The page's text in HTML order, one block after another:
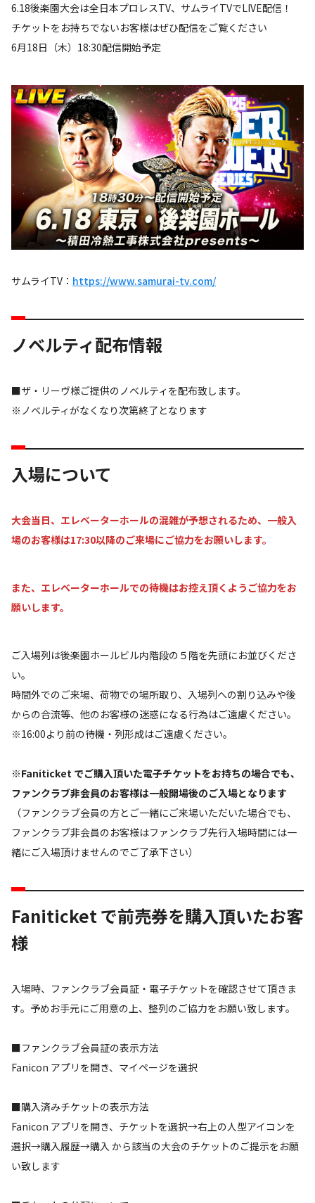
6.18後楽園大会は全日本プロレスTV、サムライTVでLIVE配信！
チケットをお持ちでないお客様はぜひ配信をご覧ください
6月18日（木）18:30配信開始予定
サムライTV： https://www.samurai-tv.com/
ノベルティ配布情報
■ザ・リーヴ様ご提供のノベルティを配布致します。
※ノベルティがなくなり次第終了となります
入場について
大会当日、エレベーターホールの混雑が予想されるため、一般入
場のお客様は17:30以降のご来場にご協力をお願いします。
また、エレベーターホールでの待機はお控え頂くようご協力をお
願いします。
ご入場列は後楽園ホールビル内階段の５階を先頭にお並びくださ
い。
時間外でのご来場、荷物での場所取り、入場列への割り込みや後
からの合流等、他のお客様の迷惑になる行為はご遠慮ください。
※16:00より前の待機・列形成はご遠慮ください。
※Faniticket でご購入頂いた電子チケットをお持ちの場合でも、
ファンクラブ非会員のお客様は一般開場後のご入場となります
（ファンクラブ会員の方とご一緒にご来場いただいた場合でも、
ファンクラブ非会員のお客様はファンクラブ先行入場時間には一
緒にご入場頂けませんのでご了承下さい）
Faniticket で前売券を購入頂いたお客
様
入場時、ファンクラブ会員証・電子チケットを確認させて頂きま
す。予めお手元にご用意の上、整列のご協力をお願い致します。
■ファンクラブ会員証の表示方法
Fanicon アプリを開き、マイページを選択
■購入済みチケットの表示方法
Fanicon アプリを開き、チケットを選択→右上の人型アイコンを
選択→購入履歴→購入 から該当の大会のチケットのご提示をお願
い致します